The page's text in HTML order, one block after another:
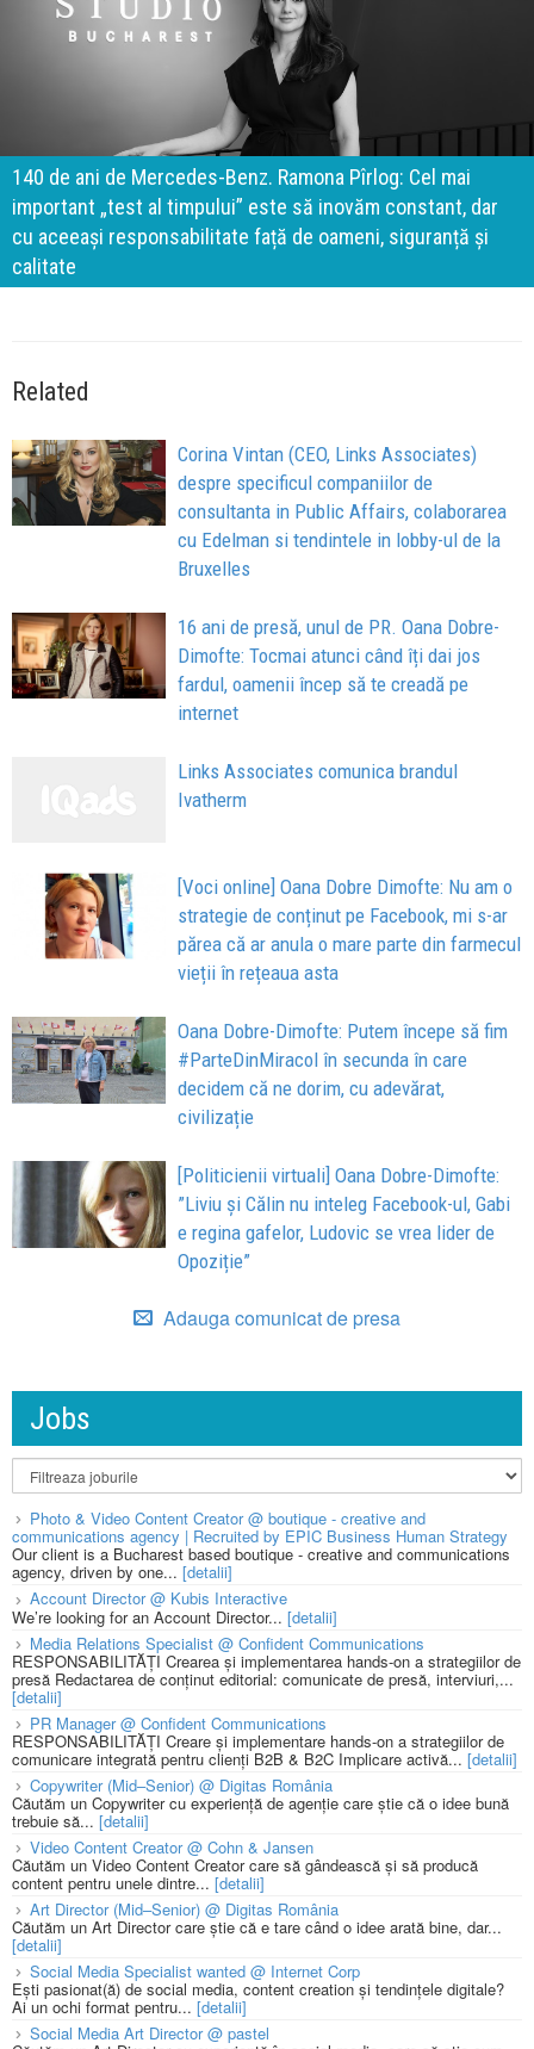
140 de ani de Mercedes-Benz. Ramona Pîrlog: Cel mai
important „test al timpului” este să inovăm constant, dar
cu aceeași responsabilitate față de oameni, siguranță și
calitate
Related
Corina Vintan (CEO, Links Associates)
despre specificul companiilor de
consultanta in Public Affairs, colaborarea
cu Edelman si tendintele in lobby-ul de la
Bruxelles
16 ani de presă, unul de PR. Oana Dobre-
Dimofte: Tocmai atunci când îți dai jos
fardul, oamenii încep să te creadă pe
internet
Links Associates comunica brandul
Ivatherm
[Voci online] Oana Dobre Dimofte: Nu am o
strategie de conținut pe Facebook, mi s-ar
părea că ar anula o mare parte din farmecul
vieții în rețeaua asta
Oana Dobre-Dimofte: Putem începe să fim
#ParteDinMiracol în secunda în care
decidem că ne dorim, cu adevărat,
civilizație
[Politicienii virtuali] Oana Dobre-Dimofte:
”Liviu și Călin nu inteleg Facebook-ul, Gabi
e regina gafelor, Ludovic se vrea lider de
Opoziție”
Adauga comunicat de presa
Jobs
Photo & Video Content Creator @ boutique - creative and
communications agency | Recruited by EPIC Business Human Strategy
Our client is a Bucharest based boutique - creative and communications
agency, driven by one... [detalii]
Account Director @ Kubis Interactive
We’re looking for an Account Director... [detalii]
Media Relations Specialist @ Confident Communications
RESPONSABILITĂȚI Crearea și implementarea hands-on a strategiilor de
presă Redactarea de conținut editorial: comunicate de presă, interviuri,...
[detalii]
PR Manager @ Confident Communications
RESPONSABILITĂȚI Creare și implementare hands-on a strategiilor de
comunicare integrată pentru clienți B2B & B2C Implicare activă... [detalii]
Copywriter (Mid–Senior) @ Digitas România
Căutăm un Copywriter cu experiență de agenție care știe că o idee bună
trebuie să... [detalii]
Video Content Creator @ Cohn & Jansen
Căutăm un Video Content Creator care să gândească și să producă
content pentru unele dintre... [detalii]
Art Director (Mid–Senior) @ Digitas România
Căutăm un Art Director care știe că e tare când o idee arată bine, dar...
[detalii]
Social Media Specialist wanted @ Internet Corp
Ești pasionat(ă) de social media, content creation și tendințele digitale?
Ai un ochi format pentru... [detalii]
Social Media Art Director @ pastel